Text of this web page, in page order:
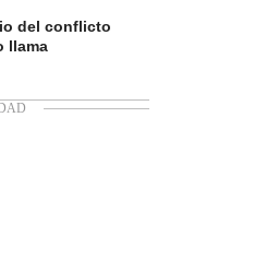
del conflicto
llama